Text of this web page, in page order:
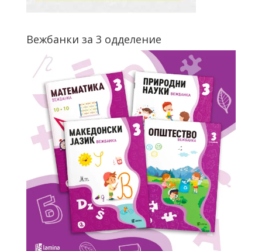
Вежбанки за 3 одделение